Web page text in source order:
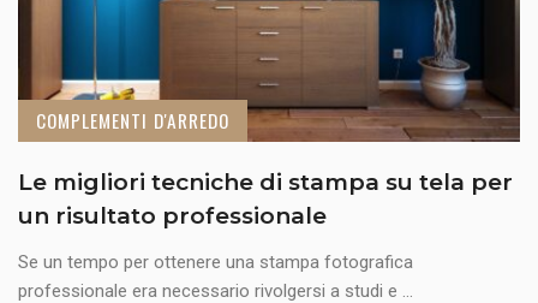
COMPLEMENTI D'ARREDO
Le migliori tecniche di stampa su tela per
un risultato professionale
Se un tempo per ottenere una stampa fotografica
professionale era necessario rivolgersi a studi e ...